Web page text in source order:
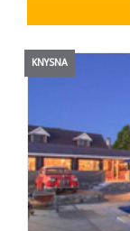
KNYSNA